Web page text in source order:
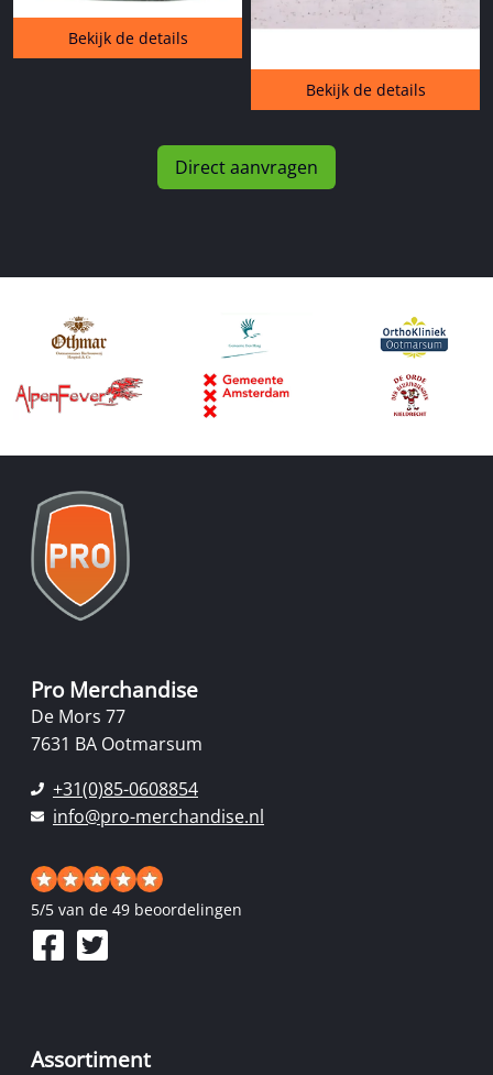
Bekijk de details
Bekijk de details
Direct aanvragen
Pro Merchandise
De Mors 77
7631 BA Ootmarsum
+31(0)85-0608854
info@pro-merchandise.nl
5/5 van de 49 beoordelingen
Assortiment